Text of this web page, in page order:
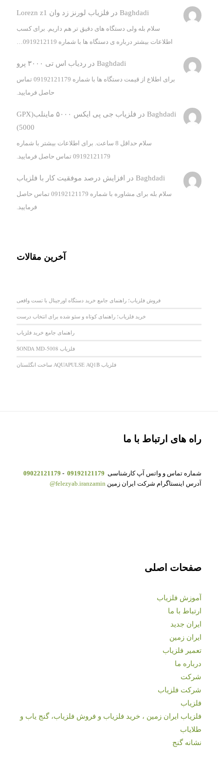
Baghdadi در فلزیاب لورنز زد وان Lorezn z1
سلام بله ولی دستگاه های دقیق تر هم داریم. برای کسب
اطلاعات بیشتر درباره ی دستگاه ها با شماره 0919212119…
Baghdadi درردیاب اس تی ۳۰۰۰ پرو
برای اطلاع از قیمت دستگاه ها با شماره 09192121179 تماس
حاصل فرمایید.
Baghdadi در
فلزیاب جی پی ایکس ۵۰۰۰ ماینلب(GPX
5000)
سلام حداقل 8 ساعت. برای اطلاعات بیشتر با شماره
09192121179 تماس حاصل فرمایید.
Baghdadi در افزایش درصد موفقیت کار با فلزیاب
سلام بله برای مشاوره با شماره 09192121179 تماس حاصل
فرمایید.
آخرین مقالات
فروش فلزیاب؛ راهنمای جامع خرید دستگاه اورجینال با تست واقعی
خرید فلزیاب؛ راهنمای کوتاه و سئو شده برای انتخاب درست
راهنمای جامع خرید فلزیاب
فلزیاب SONDA MD-5008
فلزیاب AQUAPULSE AQ1B ساخت انگلستان
راه های ارتباط با ما
شماره تماس و واتس آپ کارشناسی 09192121179
-
09022121179
آدرس اینستاگرام شرکت ایران زمین felezyab.iranzamin@
صفحات اصلی
آموزش فلزیاب
ارتباط با ما
ایران جدید
ایران زمین
تعمیر فلزیاب
درباره ما
شرکت
شرکت فلزیاب
فلزیاب
فلزیاب ایران زمین ، خرید فلزیاب و فروش فلزیاب، گنج یاب و
طلایاب
نشانه گنج